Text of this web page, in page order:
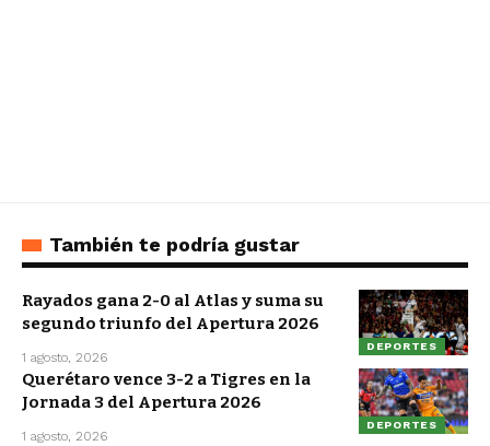
También te podría gustar
DEPORTES
Rayados gana 2-0 al Atlas y suma su
segundo triunfo del Apertura 2026
1 agosto, 2026
DEPORTES
Querétaro vence 3-2 a Tigres en la
Jornada 3 del Apertura 2026
1 agosto, 2026